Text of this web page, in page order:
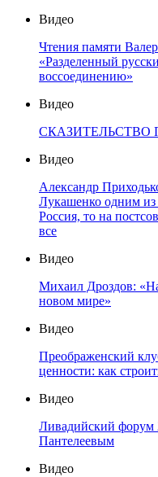
Видео
Чтения памяти
«Разделенный
воссоединению»
Видео
СКАЗИТЕЛЬСТВО
Видео
Александр
Лукашенко одним из
Россия, то на
все
Видео
Михаил Дроздов:
новом мире»
Видео
Преображенский
ценности: как
Видео
Ливадийский форум
Пантелеевым
Видео